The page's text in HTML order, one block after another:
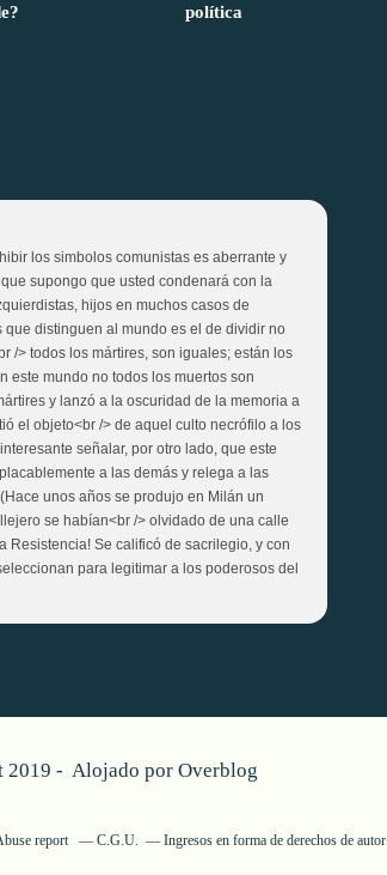
política
los simbolos comunistas es aberrante y
supongo que usted condenará con la
hijos en muchos casos de
que distinguen al mundo es el de dividir no
/> todos los mártires, son iguales; están los
este mundo no todos los muertos son
y lanzó a la oscuridad de la memoria a
el objeto<br /> de aquel culto necrófilo a los
señalar, por otro lado, que este
a las demás y relega a las
unos años se produjo en Milán un
se habían<br /> olvidado de una calle
Resistencia! Se calificó de sacrilegio, y con
para legitimar a los poderosos del
2019 - Alojado por Overblog
report C.G.U. Ingresos en forma de derechos de autor